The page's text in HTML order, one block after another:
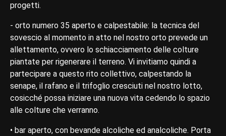
progetti.
- orto numero 35 aperto e calpestabile: la tecnica del
sovescio al momento in atto nel nostro orto prevede un
allettamento, ovvero lo schiacciamento delle colture
piantate per rigenerare il terreno. Vi invitiamo quindi a
partecipare a questo rito collettivo, calpestando la
senape, il rafano e il trifoglio cresciuti nel nostro lotto,
cosicché possa iniziare una nuova vita cedendo lo spazio
alle colture che verranno.
• bar aperto, con bevande alcoliche ed analcoliche. Porta